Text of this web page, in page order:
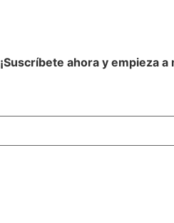
¡Suscríbete ahora y empieza